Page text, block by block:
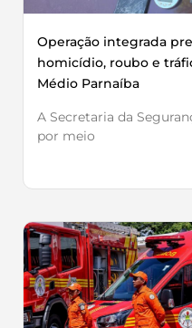
Operação integrada
homicídio, roubo e
Médio Parnaíba
A Secretaria da
por meio